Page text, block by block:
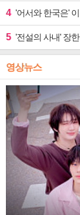
4 '어서와 한국은' 이
5 '전설의 사내' 장
영상뉴스